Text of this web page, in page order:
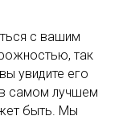
с вашим
так
увидите его
в самом лучшем
быть. Мы